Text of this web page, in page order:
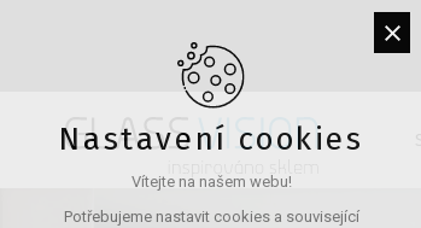
Nastavení cookies
Vítejte na našem webu!
Potřebujeme nastavit cookies a související